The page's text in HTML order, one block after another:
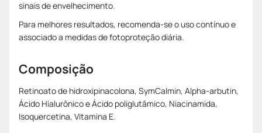
sinais de envelhecimento.
Para melhores resultados, recomenda-se o uso contínuo e
associado a medidas de fotoproteção diária.
Composição
Retinoato de hidroxipinacolona, SymCalmin, Alpha-arbutin,
Ácido Hialurônico e Ácido poliglutâmico, Niacinamida,
Isoquercetina, Vitamina E.